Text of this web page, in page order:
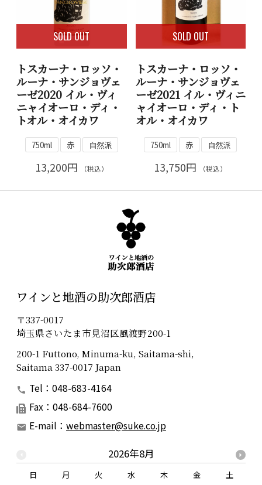
SOLD OUT
トスカーナ・ロッソ・
ルーナ・サンジョヴェ
ーゼ2020 イル・ヴィ
ニャイオーロ・ディ・
トオル・オイカワ
750ml 赤 自然派
13,200円 （税込）
SOLD OUT
トスカーナ・ロッソ・
ルーナ・サンジョヴェ
ーゼ2021 イル・ヴィニ
ャイオーロ・ディ・ト
オル・オイカワ
750ml 赤 自然派
13,750円 （税込）
ワインと地酒の助次郎酒店
〒337-0017
埼玉県さいたま市見沼区風渡野200-1
200-1 Futtono, Minuma-ku, Saitama-shi,
Saitama 337-0017 Japan
Tel：048-683-4164
Fax：048-684-7600
E-mail： webmaster@suke.co.jp
2026年8月
日 月 火 水 木 金
土